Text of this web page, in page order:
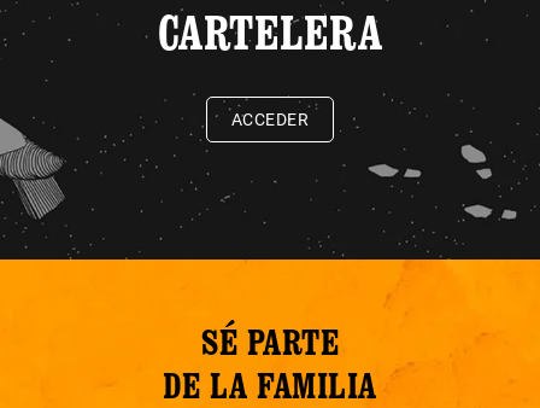
CARTELERA
ACCEDER
SÉ PARTE
DE LA FAMILIA